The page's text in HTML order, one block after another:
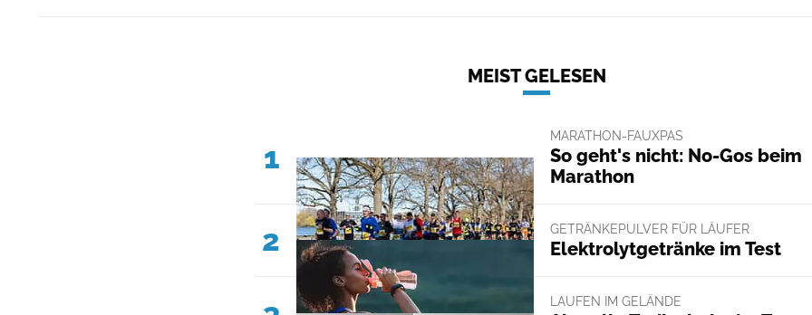
MEIST GELESEN
1
MARATHON-FAUXPAS
So geht's nicht: No-Gos beim
Marathon
2 GETRÄNKEPULVER FÜR LÄUFER
Elektrolytgetränke im Test
LAUFEN IM GELÄNDE